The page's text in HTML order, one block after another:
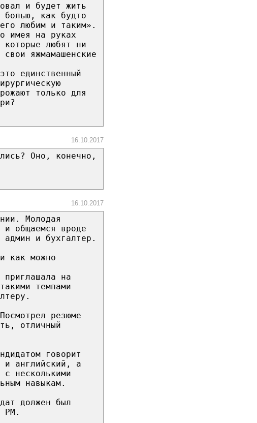
и будет жить
болью, как будто
любим и таким».
имея на руках
любят ни
яжмамашенские
единственный
только для
16.10.2017
Оно, конечно,
16.10.2017
Молодая
общаемся вроде
и бухгалтер.
как можно
на
темпами
резюме
отличный
говорит
и английский, а
несколькими
навыкам.
должен был